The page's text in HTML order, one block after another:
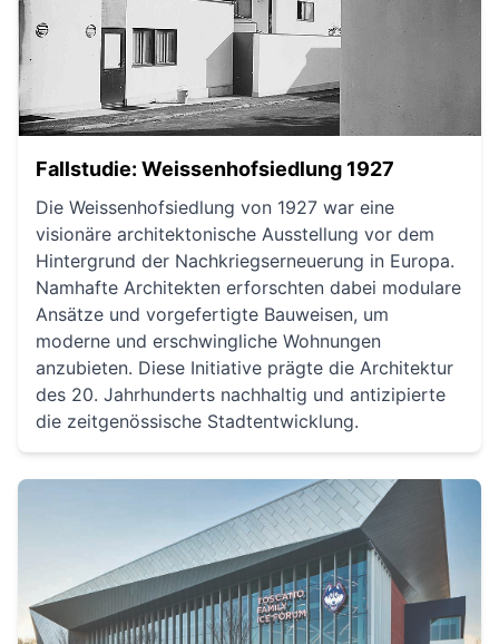
Fallstudie: Weissenhofsiedlung 1927
Die Weissenhofsiedlung von 1927 war eine
visionäre architektonische Ausstellung vor dem
Hintergrund der Nachkriegserneuerung in Europa.
Namhafte Architekten erforschten dabei modulare
Ansätze und vorgefertigte Bauweisen, um
moderne und erschwingliche Wohnungen
anzubieten. Diese Initiative prägte die Architektur
des 20. Jahrhunderts nachhaltig und antizipierte
die zeitgenössische Stadtentwicklung.